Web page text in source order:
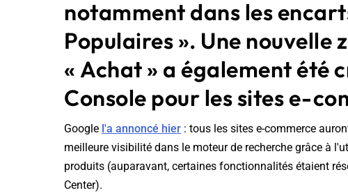
notamment dans les
Populaires ». Une nouvelle
« Achat » a également été
Console pour les sites e-
Google l'a annoncé hier : tous les sites e-commerce
meilleure visibilité dans le moteur de recherche grâce à
produits (auparavant, certaines fonctionnalités étaient
Center).